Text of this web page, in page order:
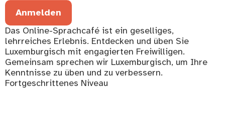
Anmelden
Das Online-Sprachcafé ist ein geselliges,
lehrreiches Erlebnis. Entdecken und üben Sie
Luxemburgisch mit engagierten Freiwilligen.
Gemeinsam sprechen wir Luxemburgisch, um Ihre
Kenntnisse zu üben und zu verbessern.
Fortgeschrittenes Niveau